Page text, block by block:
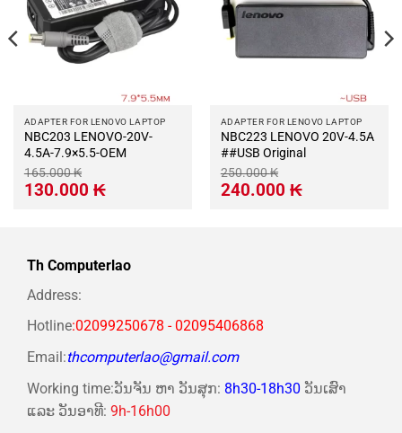
ADAPTER FOR LENOVO LAPTOP
NBC203 LENOVO-20V-
4.5A-7.9×5.5-OEM
165.000₭
Giá
gốc
130.000 ₭Giá
hiện
ADAPTER FOR LENOVO LAPTOP
NBC223 LENOVO 20V-4.5A
##USB Original
250.000₭
Giá
gốc
240.000 ₭Giá
hiện
Th Computerlao
Address:
Hotline:02099250678 - 02095406868
Email:thcomputerlao@gmail.com
Working time:ວັນຈັນ ຫາ ວັນສຸກ: 8h30-18h30 ວັນເສົາ
ແລະ ວັນອາທີ: 9h-16h00